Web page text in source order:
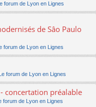
Le forum de Lyon en Lignes
de Sâo Paulo
forum de Lyon en Lignes
Le forum de Lyon en Lignes
- concertation préalable
forum de Lyon en Lignes